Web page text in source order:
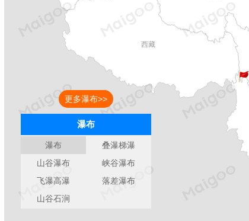
西藏
瀑布
瀑布
更多瀑布>>
叠瀑梯瀑
山谷瀑布
峡谷瀑布
飞瀑高瀑
落差瀑布
山谷石涧